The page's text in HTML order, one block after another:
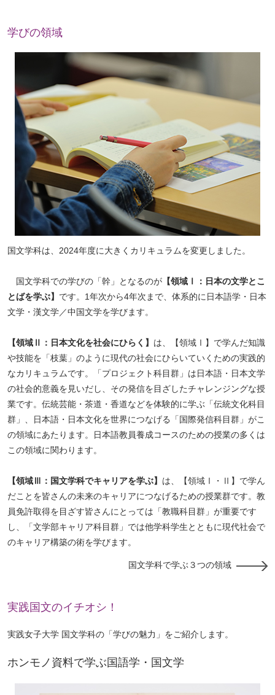
学びの領域
国文学科は、2024年度に大きくカリキュラムを変更しました。
国文学科での学びの「幹」となるのが 【領域Ⅰ：日本の文学とこ
とばを学ぶ】 です。1年次から4年次まで、体系的に日本語学・日本
文学・漢文学／中国文学を学びます。
【領域Ⅱ：日本文化を社会にひらく】 は、【領域Ⅰ】で学んだ知識
や技能を「枝葉」のように現代の社会にひらいていくための実践的
なカリキュラムです。「プロジェクト科目群」は日本語・日本文学
の社会的意義を見いだし、その発信を目ざしたチャレンジングな授
業です。伝統芸能・茶道・香道などを体験的に学ぶ「伝統文化科目
群」、日本語・日本文化を世界につなげる「国際発信科目群」がこ
の領域にあたります。日本語教員養成コースのための授業の多くは
この領域に関わります。
【領域Ⅲ：国文学科でキャリアを学ぶ】 は、【領域Ⅰ・Ⅱ】で学ん
だことを皆さんの未来のキャリアにつなげるための授業群です。教
員免許取得を目ざす皆さんにとっては「教職科目群」が重要です
し、「文学部キャリア科目群」では他学科学生とともに現代社会で
のキャリア構築の術を学びます。
国文学科で学ぶ３つの領域
実践国文のイチオシ！
実践女子大学 国文学科の「学びの魅力」をご紹介します。
ホンモノ資料で学ぶ国語学・国文学